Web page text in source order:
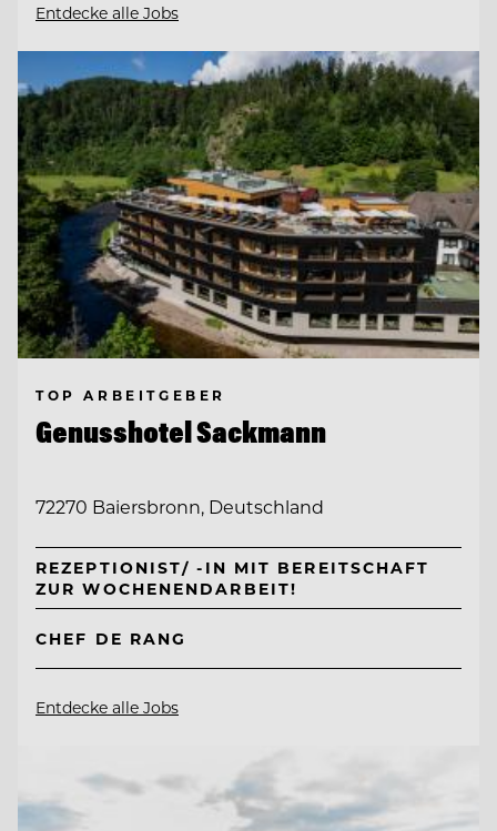
Entdecke alle Jobs
TOP ARBEITGEBER
Genusshotel Sackmann
72270 Baiersbronn, Deutschland
REZEPTIONIST/ -IN MIT BEREITSCHAFT
ZUR WOCHENENDARBEIT!
CHEF DE RANG
Entdecke alle Jobs